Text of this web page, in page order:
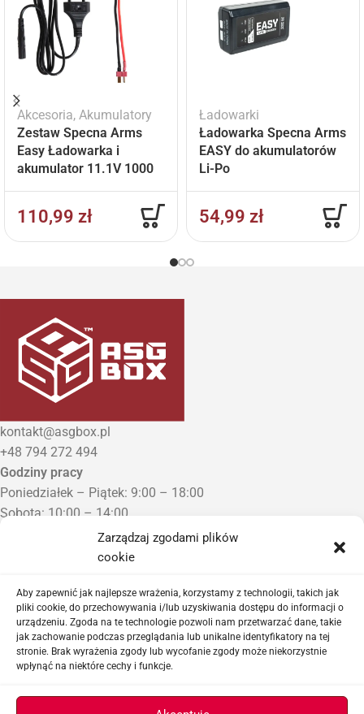
Zarządzaj zgodami plików
cookie
Aby zapewnić jak najlepsze wrażenia, korzystamy z technologii, takich jak
pliki cookie, do przechowywania i/lub uzyskiwania dostępu do informacji o
urządzeniu. Zgoda na te technologie pozwoli nam przetwarzać dane, takie
jak zachowanie podczas przeglądania lub unikalne identyfikatory na tej
stronie. Brak wyrażenia zgody lub wycofanie zgody może niekorzystnie
wpłynąć na niektóre cechy i funkcje.
Akcesoria, Akumulatory
Zestaw Specna Arms
Easy Ładowarka i
akumulator 11.1V 1000
110,99 zł
Ładowarki
Ładowarka Specna Arms
EASY do akumulatorów
Li-Po
54,99 zł
kontakt@asgbox.pl
+48 794 272 494
Godziny pracy
Poniedziałek – Piątek: 9:00 – 18:00
Sobota: 10:00 – 14:00
Niedziela: Zamknięte
Punkt Odbioru zamówień
Proszę o wcześniejszy kontakt telefoniczny
Sklep airsoftowy i serwis replik ASG